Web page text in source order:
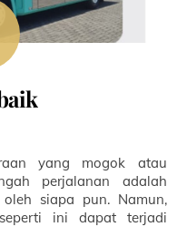
yang mogok atau
perjalanan adalah
siapa pun. Namun,
ini dapat terjadi